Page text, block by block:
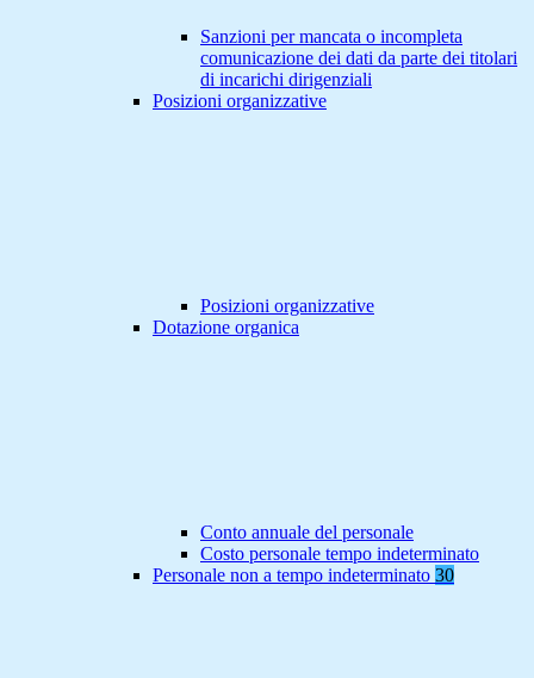
Sanzioni per mancata o incompleta
comunicazione dei dati da parte dei titolari
di incarichi dirigenziali
Posizioni organizzative
Posizioni organizzative
Dotazione organica
Conto annuale del personale
Costo personale tempo indeterminato
Personale non a tempo indeterminato 30